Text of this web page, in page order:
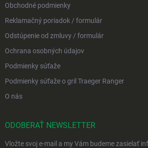
Obchodné podmienky
Reklamačný poriadok / formulár
Odstúpenie od zmluvy / formulár
Ochrana osobných údajov
Podmienky súťaže
Podmienky súťaže o gril Traeger Ranger
O nás
ODOBERAŤ NEWSLETTER
Vložte svoj e-mail a my Vám budeme zasielať